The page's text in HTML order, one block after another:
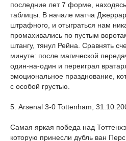
последние лет 7 форме,
таблицы. В начале матча
штрафного, и отыграться нам
промахивались по пустым
штангу, тянул Рейна. Сравнять
минуте: после магической
один-на-один и переиграл
эмоциональное празднование,
с особой грустью.
5. Arsenal 3-0 Tottenham,
Самая яркая победа над
которую принесли дубль ван